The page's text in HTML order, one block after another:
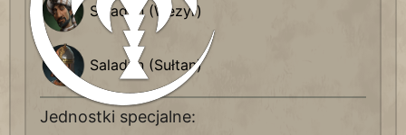
Saladyn (Wezyr)
Saladyn (Sułtan)
Jednostki specjalne: